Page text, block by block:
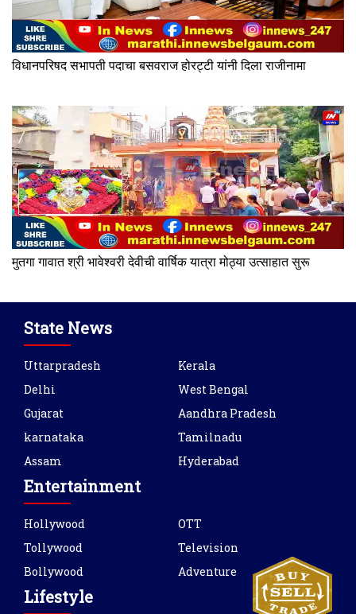
विधानपरिषद सभापती पदाचा बसवराज होरट्टी यांनी दिला राजीनामा
मुतगा गावात श्री भावेश्वरी देवीची वार्षिक यात्रा मोठ्या उत्साहात सुरू
State News
Uttarpradesh
Delhi
Gujarat
karnataka
Assam
Kerala
West Bengal
Aandhra Pradesh
Tamilnadu
Hyderabad
Entertainment
Hollywood
Tollywood
Bollywood
OTT
Television
Adventure
Lifestyle